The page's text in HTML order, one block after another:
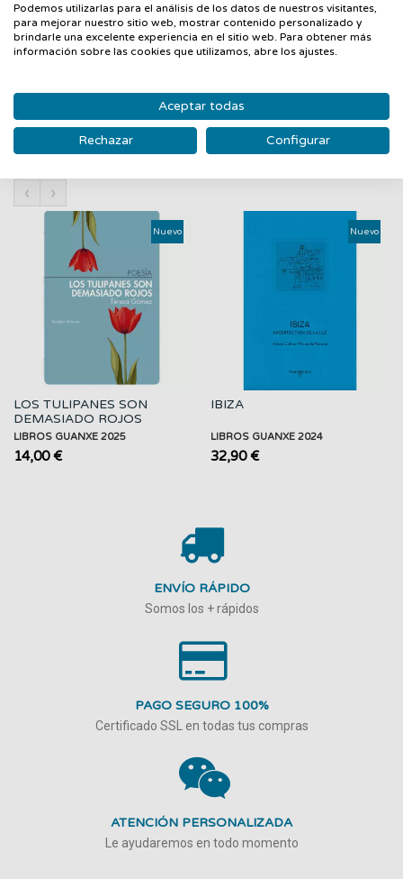
Basti en una historia de amor y una reflexión sobre estas
eternas preguntas en el contexto de un conflicto cuyos ecos
PRODUCTOS RELACIONADOS
‹ ›
Nuevo
LOS TULIPANES SON
DEMASIADO ROJOS
LIBROS GUANXE 2025
14,00 €
Nuevo
IBIZA
LIBROS GUANXE 2024
32,90 €
ENVÍO RÁPIDO
Somos los + rápidos
PAGO SEGURO 100%
Certificado SSL en todas tus compras
ATENCIÓN PERSONALIZADA
Le ayudaremos en todo momento
Podemos utilizarlas para el análisis de los datos de nuestros visitantes,
para mejorar nuestro sitio web, mostrar contenido personalizado y
brindarle una excelente experiencia en el sitio web. Para obtener más
información sobre las cookies que utilizamos, abre los ajustes.
Aceptar todas
Rechazar Configurar